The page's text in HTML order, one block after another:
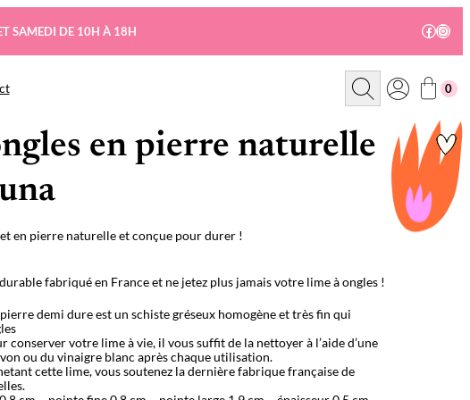
SAMEDI DE 10H À 18H
R
c
e
0
en pierre naturelle
en pierre naturelle et conçue pour durer !
fabriqué en France et ne jetez plus jamais votre lime à ongles !
demi dure est un schiste gréseux homogène et très fin qui
conserver votre lime à vie, il vous suffit de la nettoyer à l’aide d’une
ou du vinaigre blanc après chaque utilisation.
cette lime, vous soutenez la dernière fabrique française de